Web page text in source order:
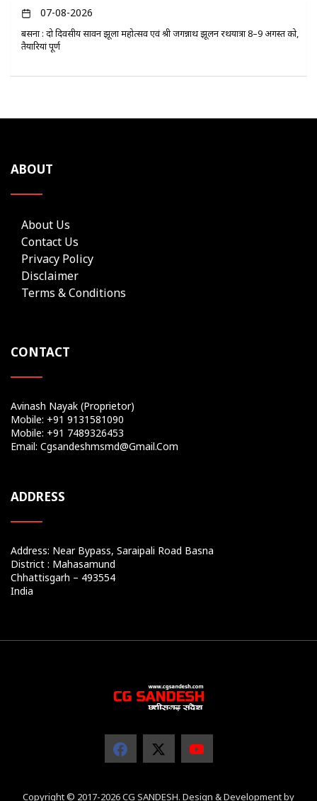
07-08-2026
बसना : दो दिवसीय सावन झूला महोत्सव एवं श्री जगन्नाथ झूलन रथयात्रा 8–9 अगस्त को,
तैयारियां पूर्ण
ABOUT
About Us
Contact Us
Privacy Policy
Disclaimer
Terms & Conditions
CONTACT
Avinash Nayak (Proprietor)
Mobile: +91 9131581090
Mobile: +91 7489326453
Email: Cgsandeshmsmd@gmail.com
ADDRESS
Address: Near Bypass, Saraipali Road Basna
District : Mahasamund
Chhattisgarh – 493554
India
Copyright © 2017-2026 CG SANDESH. Design & Development by